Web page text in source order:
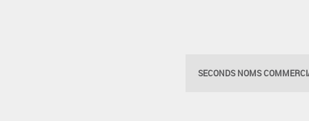
SECONDS NOMS